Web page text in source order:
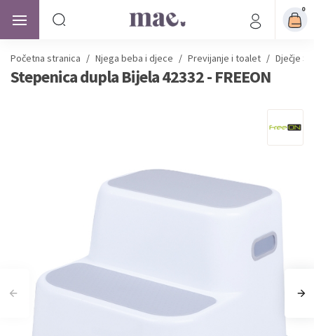
0
Početna stranica / Njega beba i djece / Previjanje i toalet / Dječje
Stepenica dupla Bijela 42332 - FREEON